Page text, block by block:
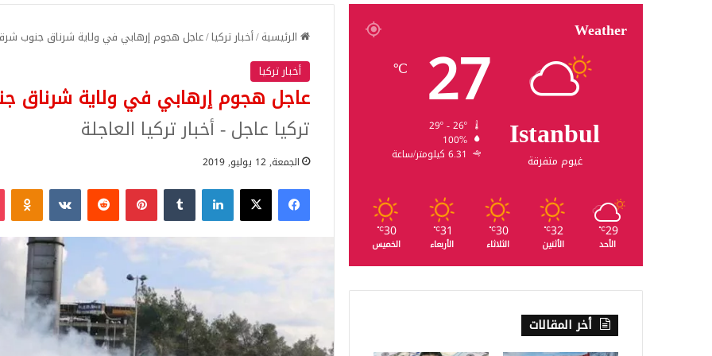
الرئيسية/أخبار تركيا/عاجل هجوم إرهابي في ولاية شرناق جنوب
أخبار تركيا
عاجل هجوم إرهابي في ولاية شرناق
تركيا عاجل - أخبار تركيا العاجلة
الجمعة, 12 يوليو, 2019
فيسبوك‫X لينكدإن بينتيريست
Weather
Istanbul
غيوم متفرقة
27
℃
100%
6.31 كيلومتر/ساعة
29
℃
الأحد
32
℃
الأثنين
30
℃
الثلاثاء
31
℃
الأربعاء
30
℃
الخميس
أخر المقالات